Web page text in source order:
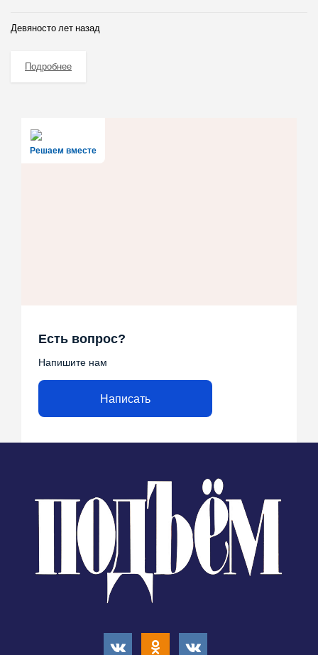
Девяносто лет назад
Подробнее
Решаем вместе
Есть вопрос?
Напишите нам
Написать